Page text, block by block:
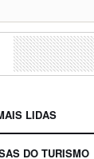
LIDAS
DO TURISMO